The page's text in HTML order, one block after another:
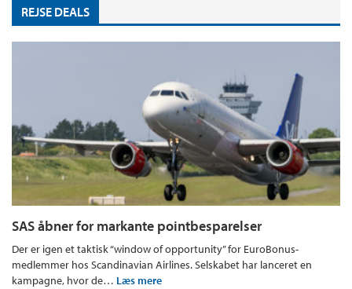
REJSE DEALS
SAS åbner for markante pointbesparelser
Der er igen et taktisk “window of opportunity” for EuroBonus-
medlemmer hos Scandinavian Airlines. Selskabet har lanceret en
kampagne, hvor de… Læs mere